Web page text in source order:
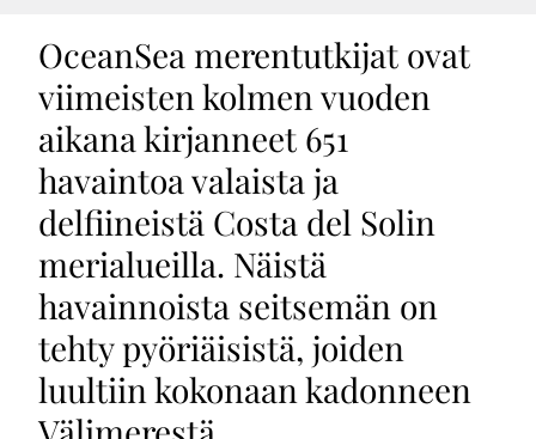
OceanSea merentutkijat ovat
viimeisten kolmen vuoden
aikana kirjanneet 651
havaintoa valaista ja
delfiineistä Costa del Solin
merialueilla. Näistä
havainnoista seitsemän on
tehty pyöriäisistä, joiden
luultiin kokonaan kadonneen